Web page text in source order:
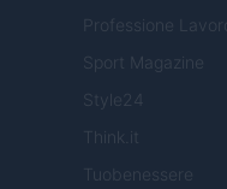
Professione Lavoro
Sport Magazine
Style24
Think.it
Tuobenessere